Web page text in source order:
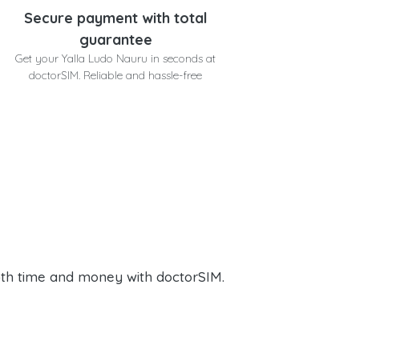
Secure payment with total
guarantee
Get your Yalla Ludo Nauru in seconds at
doctorSIM. Reliable and hassle-free
time and money with doctorSIM.